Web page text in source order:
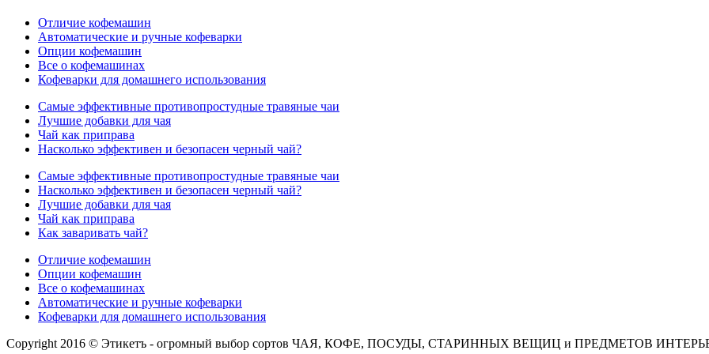
Отличие кофемашин
Автоматические и ручные кофеварки
Опции кофемашин
Все о кофемашинах
Кофеварки для домашнего использования
Самые эффективные противопростудные травяные чаи
Лучшие добавки для чая
Чай как приправа
Насколько эффективен и безопасен черный чай?
Самые эффективные противопростудные травяные чаи
Насколько эффективен и безопасен черный чай?
Лучшие добавки для чая
Чай как приправа
Как заваривать чай?
Отличие кофемашин
Опции кофемашин
Все о кофемашинах
Автоматические и ручные кофеварки
Кофеварки для домашнего использования
Copyright 2016 © Этикетъ - огромный выбор сортов ЧАЯ, КОФЕ, ПОСУДЫ, СТАРИННЫХ ВЕЩИЦ и ПРЕДМЕТОВ